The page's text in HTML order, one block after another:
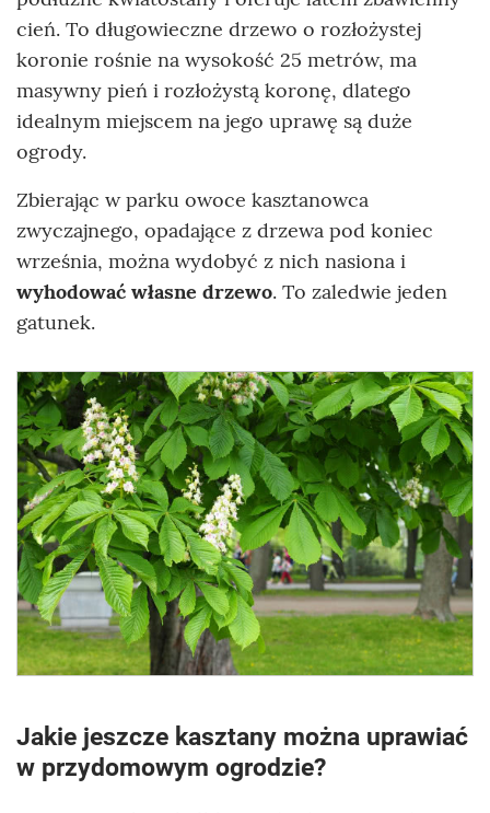
cień. To długowieczne drzewo o rozłożystej
koronie rośnie na wysokość 25 metrów, ma
masywny pień i rozłożystą koronę, dlatego
idealnym miejscem na jego uprawę są duże
ogrody.
Zbierając w parku owoce kasztanowca
zwyczajnego, opadające z drzewa pod koniec
września, można wydobyć z nich nasiona i
wyhodować własne drzewo. To zaledwie jeden
gatunek.
Jakie jeszcze kasztany można uprawiać
w przydomowym ogrodzie?